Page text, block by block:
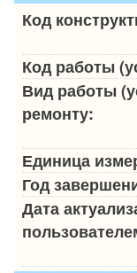
Код
Код работы
Вид работы
ремонту:
Единица
Год
Дата